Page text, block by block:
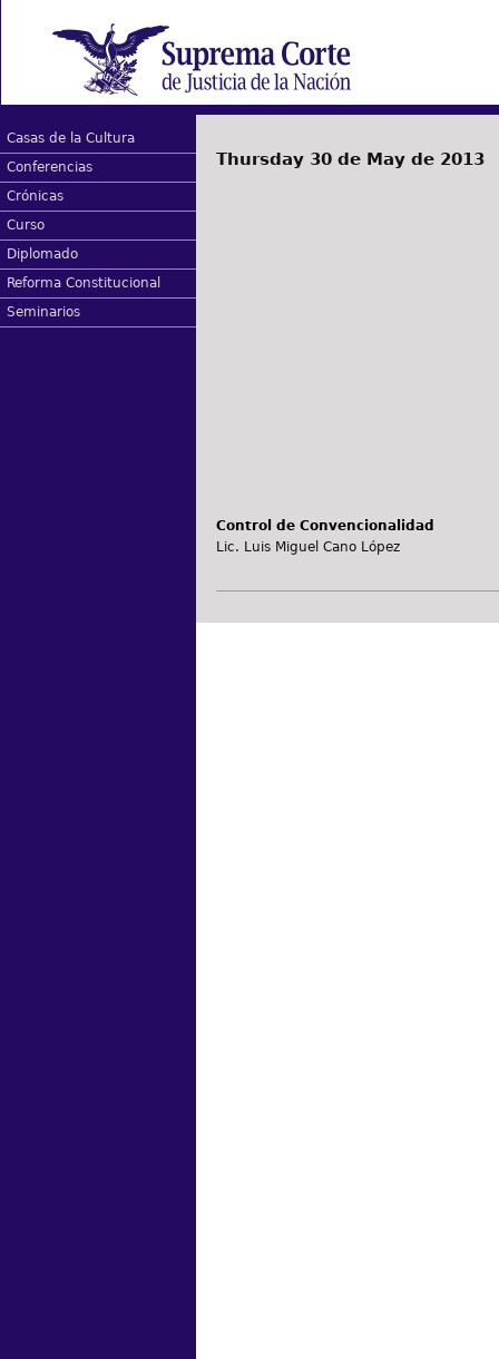
Casas de la Cultura
Conferencias
Crónicas
Curso
Diplomado
Reforma Constitucional
Seminarios
Thursday 30 de May de 2013
Control de Convencionalidad
Lic. Luis Miguel Cano López